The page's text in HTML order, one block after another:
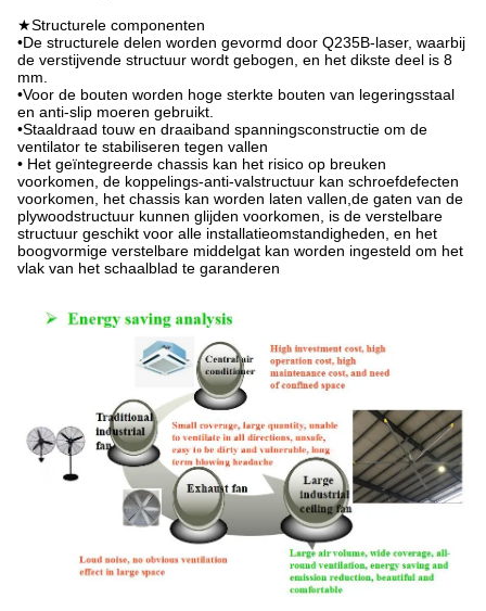
★Structurele componenten
•De structurele delen worden gevormd door Q235B-laser, waarbij
de verstijvende structuur wordt gebogen, en het dikste deel is 8
mm.
•Voor de bouten worden hoge sterkte bouten van legeringsstaal
en anti-slip moeren gebruikt.
•Staaldraad touw en draaiband spanningsconstructie om de
ventilator te stabiliseren tegen vallen
• Het geïntegreerde chassis kan het risico op breuken
voorkomen, de koppelings-anti-valstructuur kan schroefdefecten
voorkomen, het chassis kan worden laten vallen,de gaten van de
plywoodstructuur kunnen glijden voorkomen, is de verstelbare
structuur geschikt voor alle installatieomstandigheden, en het
boogvormige verstelbare middelgat kan worden ingesteld om het
vlak van het schaalblad te garanderen